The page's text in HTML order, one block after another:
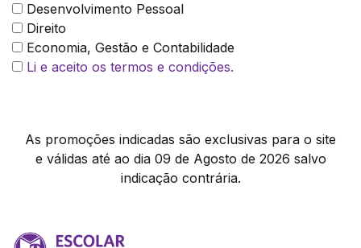
Desenvolvimento Pessoal
Direito
Economia, Gestão e Contabilidade
Li e aceito os termos e condições.
As promoções indicadas são exclusivas para o site
e válidas até ao dia 09 de Agosto de 2026 salvo
indicação contrária.